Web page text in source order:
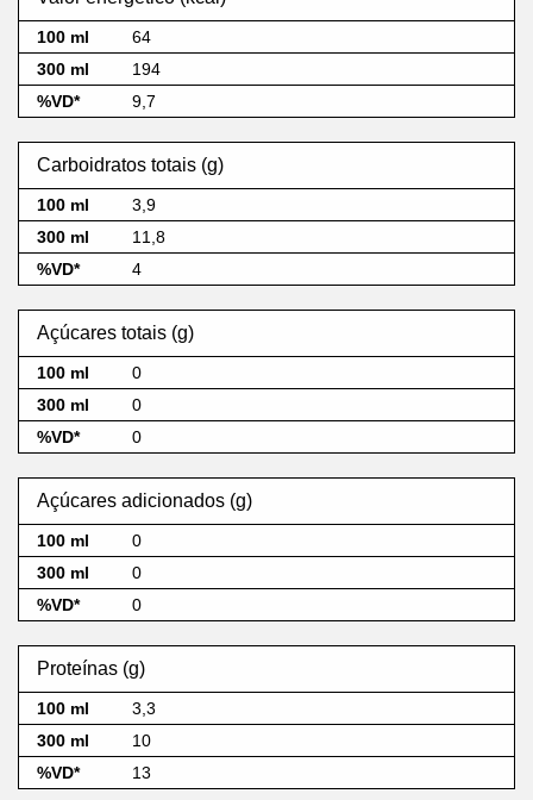
64
194
9,7
Carboidratos totais (g)
3,9
11,8
4
Açúcares totais (g)
0
0
0
Açúcares adicionados (g)
0
0
0
Proteínas (g)
3,3
10
13